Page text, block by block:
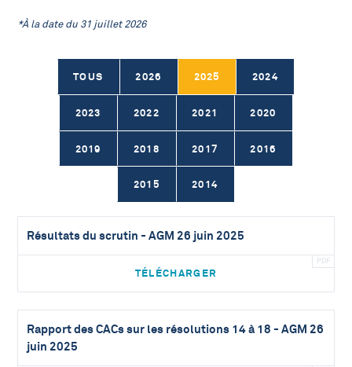
*À la date du 31 juillet 2026
TOUS 2026 2025 2024
2023 2022 2021 2020
2019 2018 2017 2016
2015 2014
Résultats du scrutin - AGM 26 juin 2025
TÉLÉCHARGER
Rapport des CACs sur les résolutions 14 à 18 - AGM 26
juin 2025